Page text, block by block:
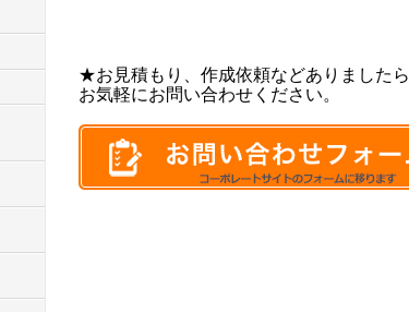
★お見積もり、作成依頼などありましたら
お気軽にお問い合わせください。